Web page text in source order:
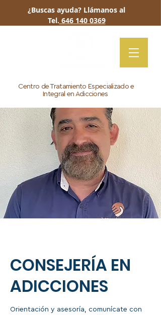
¿Buscas ayuda? Llámanos al
Tel. 646 140 0369
Centro de Tratamiento Especializado e
Integral en Adicciones
CONSEJERÍA EN
ADICCIONES
Orientación y asesoría, comunícate con